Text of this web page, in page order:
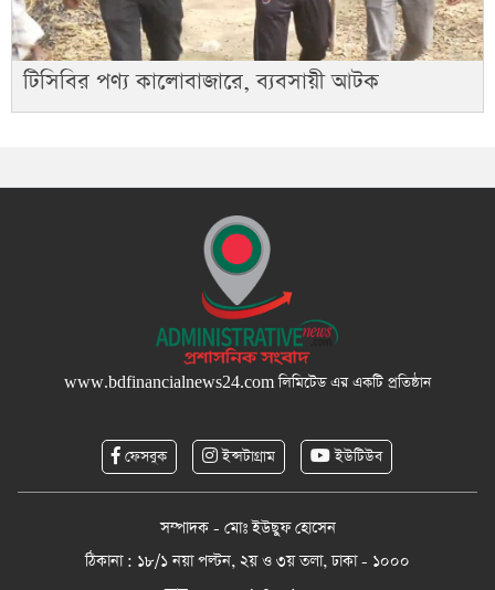
টিসিবির পণ্য কালোবাজারে, ব্যবসায়ী আটক
www.bdfinancialnews24.comলিমিটেড এর একটি প্রতিষ্ঠান
ফেসবুক ইন্সটাগ্রাম ইউটিউব
সম্পাদক - মোঃ ইউছুফ হোসেন
ঠিকানা : ১৮/১ নয়া পল্টন, ২য় ও ৩য় তলা, ঢাকা - ১০০০